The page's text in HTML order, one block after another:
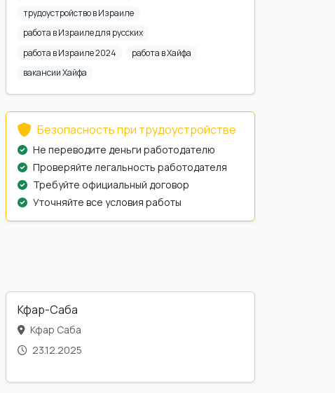
трудоустройство в Израиле
работа в Израиле для русских
работа в Израиле 2024
работа в Хайфа
вакансии Хайфа
Безопасность при трудоустройстве
Не переводите деньги работодателю
Проверяйте легальность работодателя
Требуйте официальный договор
Уточняйте все условия работы
Кфар-Саба
Кфар Саба
23.12.2025